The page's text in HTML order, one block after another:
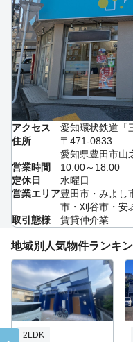
アクセス
愛知環状鉄道「
住所
〒471-0833
愛知県豊田市山
営業時間
10:00～18:00
定休日
水曜日
営業エリア豊田市・みよし
市・刈谷市・安
取引態様
賃貸仲介業
地域別人気物件ランキ
2LDK